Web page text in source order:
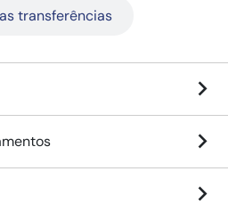
transferências